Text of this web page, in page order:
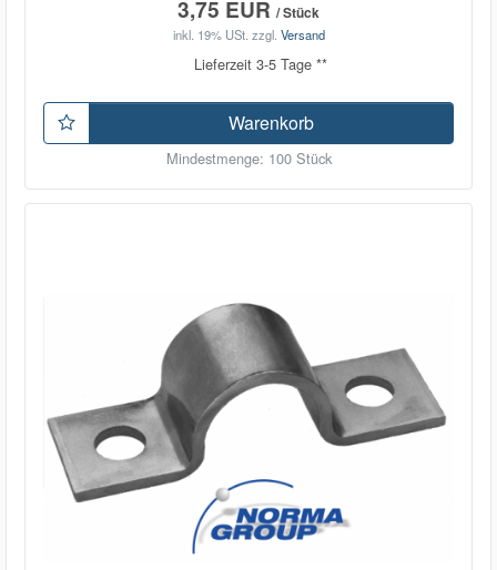
3,75 EUR / Stück
inkl. 19% USt. zzgl. Versand
Lieferzeit 3-5 Tage **
Warenkorb
Mindestmenge: 100 Stück